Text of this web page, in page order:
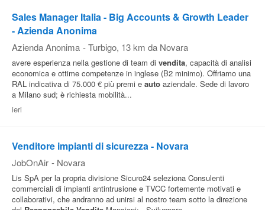
Sales Manager Italia - Big Accounts & Growth Leader
- Azienda Anonima
Azienda Anonima - Turbigo, 13 km da Novara
avere esperienza nella gestione di team di vendita, capacità di analisi
economica e ottime competenze in inglese (B2 minimo). Offriamo una
RAL indicativa di 75.000 € più premi e auto aziendale. Sede di lavoro
a Milano sud; è richiesta mobilità...
ieri
Venditore impianti di sicurezza - Novara
JobOnAir - Novara
Lis SpA per la propria divisione Sicuro24 seleziona Consulenti
commerciali di impianti antintrusione e TVCC fortemente motivati e
collaborativi, che andranno ad unirsi al nostro team sotto la direzione